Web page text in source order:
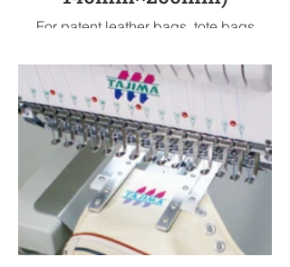
For patent leather bags, tote bags
hoop. Increase embroidery
productivity